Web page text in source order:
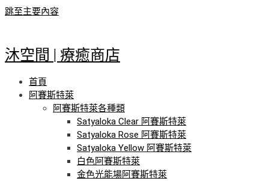
跳至主要內容
沐空間 | 療癒商店
首頁
阿賽斯特萊
阿賽斯特萊各種類
Satyaloka Clear 阿賽斯特萊
Satyaloka Rose 阿賽斯特萊
Satyaloka Yellow 阿賽斯特萊
白色阿賽斯特萊
金色光能場阿賽斯特萊